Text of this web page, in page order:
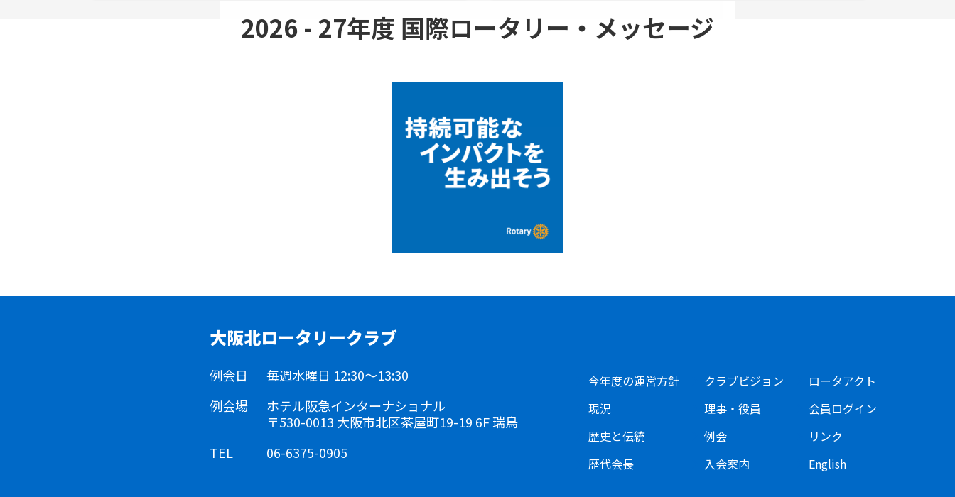
2026 - 27年度 国際ロータリー・メッセージ
大阪北ロータリークラブ
例会日
毎週水曜日 12:30～13:30
例会場
ホテル阪急インターナショナル
〒530-0013 大阪市北区茶屋町19-19 6F 瑞鳥
TEL
06-6375-0905
今年度の運営方針
現況
歴史と伝統
歴代会長
クラブビジョン
理事・役員
例会
入会案内
ロータアクト
会員ログイン
リンク
English